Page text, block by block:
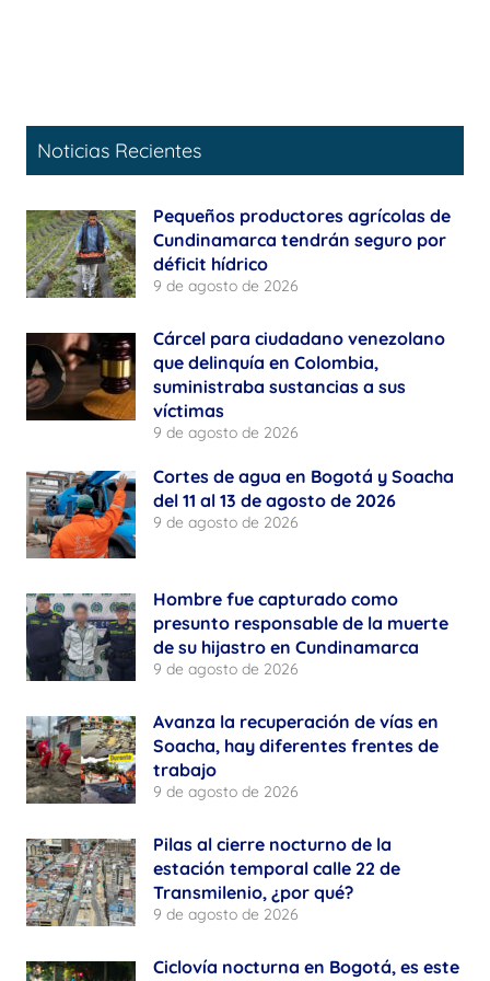
Noticias Recientes
Pequeños productores agrícolas de
Cundinamarca tendrán seguro por
déficit hídrico
9 de agosto de 2026
Cárcel para ciudadano venezolano
que delinquía en Colombia,
suministraba sustancias a sus
víctimas
9 de agosto de 2026
Cortes de agua en Bogotá y Soacha
del 11 al 13 de agosto de 2026
9 de agosto de 2026
Hombre fue capturado como
presunto responsable de la muerte
de su hijastro en Cundinamarca
9 de agosto de 2026
Avanza la recuperación de vías en
Soacha, hay diferentes frentes de
trabajo
9 de agosto de 2026
Pilas al cierre nocturno de la
estación temporal calle 22 de
Transmilenio, ¿por qué?
9 de agosto de 2026
Ciclovía nocturna en Bogotá, es este